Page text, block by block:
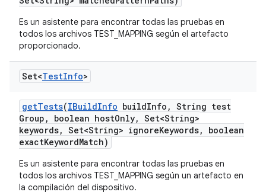
Es un asistente para encontrar todas las pruebas en
todos los archivos TEST_MAPPING según el artefacto
proporcionado.
Set<TestInfo>
getTests(IBuildInfo buildInfo , String test
Group , boolean hostOnly, Set<String>
keywords, Set<String> ignoreKeywords,
boolean
exactKeywordMatch)
Es un asistente para encontrar todas las pruebas en
todos los archivos TEST_MAPPING según un artefacto en
la compilación del dispositivo.